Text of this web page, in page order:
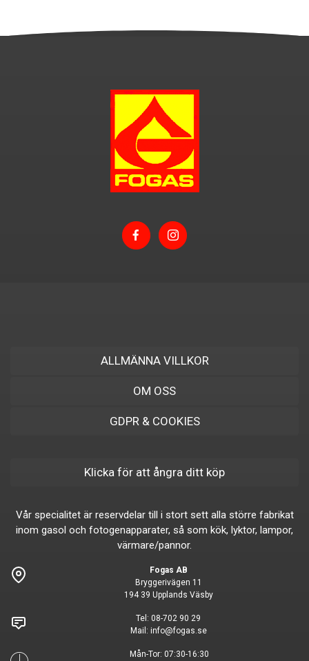
ALLMÄNNA VILLKOR
OM OSS
GDPR & COOKIES
Klicka för att ångra ditt köp
Vår specialitet är reservdelar till i stort sett alla större fabrikat
inom gasol och fotogenapparater, så som kök, lyktor, lampor,
värmare/pannor.
Fogas AB
Bryggerivägen 11
194 39 Upplands Väsby
Tel: 08-702 90 29
Mail: info@fogas.se
Mån-Tor: 07:30-16:30